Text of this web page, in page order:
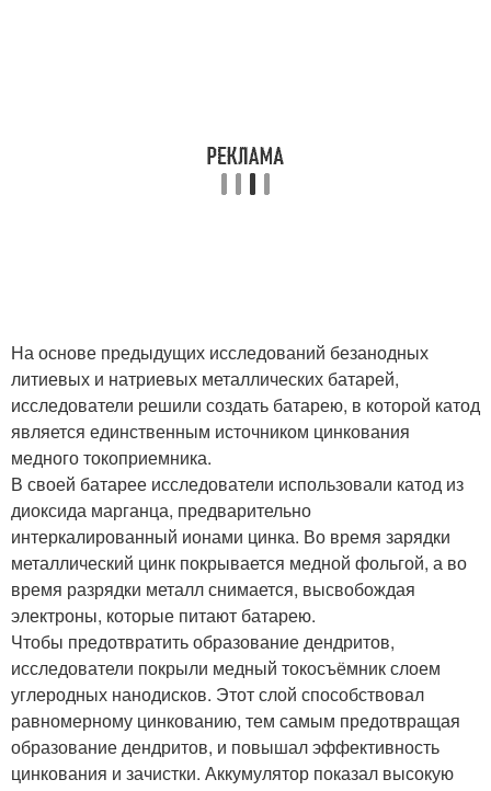
На основе предыдущих исследований безанодных
литиевых и натриевых металлических батарей,
исследователи решили создать батарею, в которой катод
является единственным источником цинкования
медного токоприемника.
В своей батарее исследователи использовали катод из
диоксида марганца, предварительно
интеркалированный ионами цинка. Во время зарядки
металлический цинк покрывается медной фольгой, а во
время разрядки металл снимается, высвобождая
электроны, которые питают батарею.
Чтобы предотвратить образование дендритов,
исследователи покрыли медный токосъёмник слоем
углеродных нанодисков. Этот слой способствовал
равномерному цинкованию, тем самым предотвращая
образование дендритов, и повышал эффективность
цинкования и зачистки. Аккумулятор показал высокую